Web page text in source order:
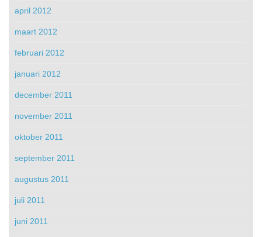
april 2012
maart 2012
februari 2012
januari 2012
december 2011
november 2011
oktober 2011
september 2011
augustus 2011
juli 2011
juni 2011